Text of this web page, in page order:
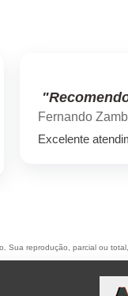
Fernando
Excelente
Sua reprodução, parcial ou